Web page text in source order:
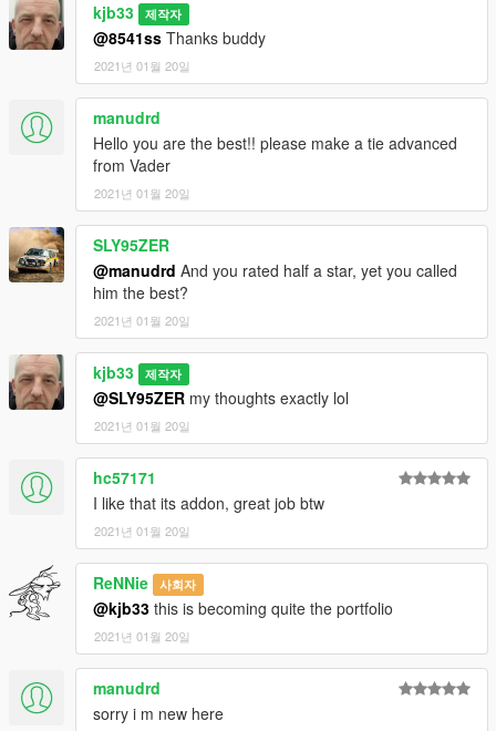
kjb33 제작자
@8541ss Thanks buddy
2021년 01월 20일
manudrd
Hello you are the best!! please make a tie advanced
from Vader
2021년 01월 20일
SLY95ZER
@manudrd And you rated half a star, yet you called
him the best?
2021년 01월 20일
kjb33 제작자
@SLY95ZER my thoughts exactly lol
2021년 01월 20일
hc57171
I like that its addon, great job btw
2021년 01월 20일
ReNNie 사회자
@kjb33 this is becoming quite the portfolio
2021년 01월 20일
manudrd
sorry i m new here